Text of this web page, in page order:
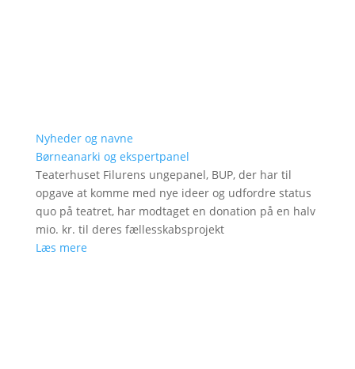
Nyheder og navne
Børneanarki og ekspertpanel
Teaterhuset Filurens ungepanel, BUP, der har til
opgave at komme med nye ideer og udfordre status
quo på teatret, har modtaget en donation på en halv
mio. kr. til deres fællesskabsprojekt
Læs mere